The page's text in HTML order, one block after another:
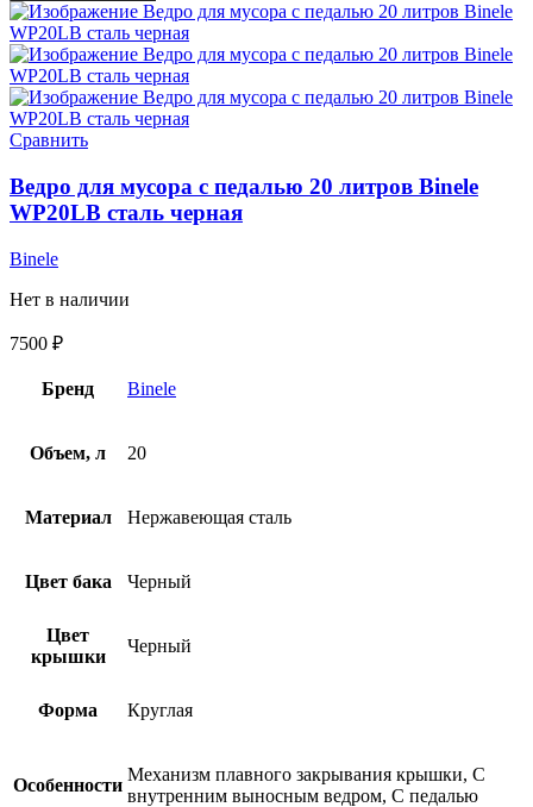
Сравнить
Ведро для мусора с педалью 20 литров Binele
WP20LB сталь черная
Binele
Нет в наличии
7500 ₽
Бренд Binele
Объем, л 20
Материал Нержавеющая сталь
Цвет бака Черный
Цвет
крышки
Черный
Форма Круглая
Особенности
Механизм плавного закрывания крышки, С
внутренним выносным ведром, С педалью